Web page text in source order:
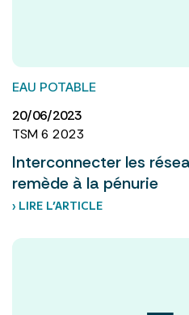
EAU POTABLE
20/06/2023
TSM 6 2023
Interconnecter les
remède à la pénurie
› LIRE L’ARTICLE